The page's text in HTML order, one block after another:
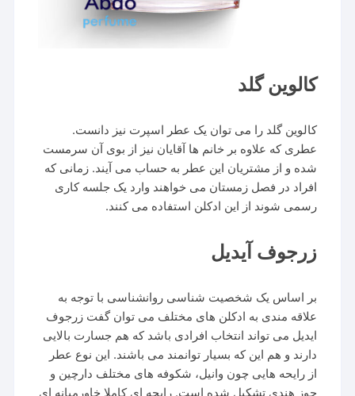
کالوین گلد
کالوین گلد را می توان یک عطر اسپرت نیز دانست.
عطری که علاوه بر خانم ها آقایان نیز از بوی آن سرمست
شده و از مشتریان این عطر به حساب می آیند. زمانی که
افراد در فصل زمستان می خواهند وارد یک جلسه کاری
رسمی شوند از این ادکلن استفاده می کنند.
زرجوف آیدیل
بر اساس یک شخصیت شناسی روانشناسی با توجه به
علاقه مندی به ادکلن های مختلف می توان گفت زرجوف
ایدیل می تواند انتخاب افرادی باشد که هم جسارت بالایی
دارند و هم این که بسیار توانمند می باشند. این نوع عطر
از رایحه هایی چون وانیل، شکوفه های مختلف دارچین و
جوز هندی تشکیل شده است. رایحه ای کاملا خاورمیانه ای